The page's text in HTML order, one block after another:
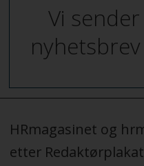
Vi
HRmagasinet og
etter